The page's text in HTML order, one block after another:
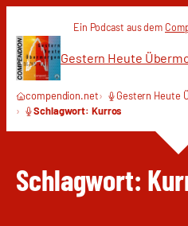
Inhalt
springen
Ein Podcast aus dem
Gestern Heute
compendion.net
Gestern Heute
Schlagwort: Kurros
Schlagwort: